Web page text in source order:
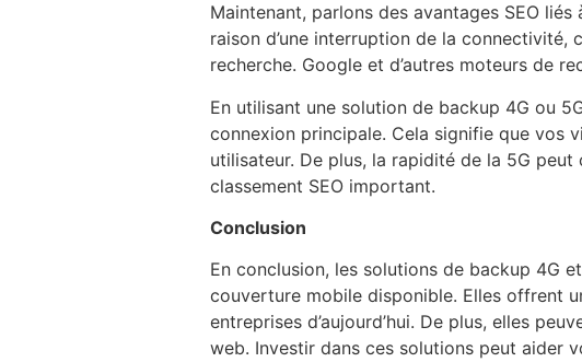
Maintenant, parlons des avantages SEO
raison d’une interruption de la
recherche. Google et d’autres moteurs de
En utilisant une solution de backup 4G ou
connexion principale. Cela signifie que vos
utilisateur. De plus, la rapidité de la 5G
classement SEO important.
Conclusion
En conclusion, les solutions de backup 4G
couverture mobile disponible. Elles offrent
entreprises d’aujourd’hui. De plus, elles
web. Investir dans ces solutions peut aider